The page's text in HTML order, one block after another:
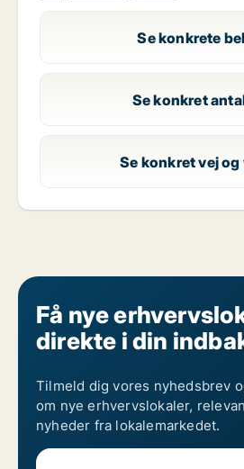
Se konkrete
Se konkret
Se konkret vej og
Få nye
direkte i din
Tilmeld dig vores nyhedsbrev
om nye erhvervslokaler,
nyheder fra lokalemarkedet.